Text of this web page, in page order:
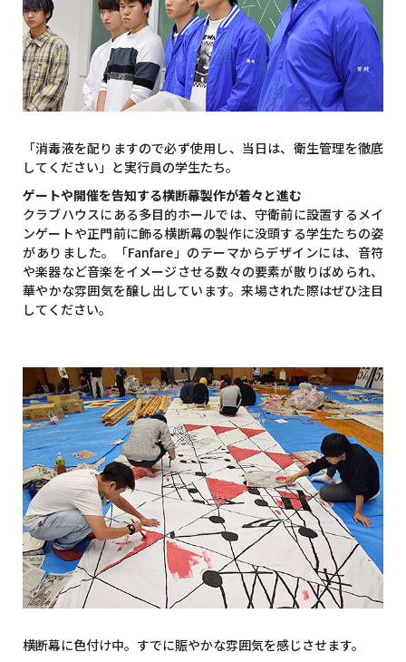
「消毒液を配りますので必ず使用し、当日は、衛生管理を徹底
してください」と実行員の学生たち。
ゲートや開催を告知する横断幕製作が着々と進む
クラブハウスにある多目的ホールでは、守衛前に設置するメイ
ンゲートや正門前に飾る横断幕の製作に没頭する学生たちの姿
がありました。「Fanfare」のテーマからデザインには、音符
や楽器など音楽をイメージさせる数々の要素が散りばめられ、
華やかな雰囲気を醸し出しています。来場された際はぜひ注目
してください。
横断幕に色付け中。すでに賑やかな雰囲気を感じさせます。